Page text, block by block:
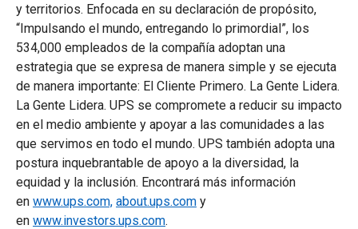
y territorios. Enfocada en su declaración de propósito,
“Impulsando el mundo, entregando lo primordial”, los
534,000 empleados de la compañía adoptan una
estrategia que se expresa de manera simple y se ejecuta
de manera importante: El Cliente Primero. La Gente Lidera.
La Gente Lidera. UPS se compromete a reducir su impacto
en el medio ambiente y apoyar a las comunidades a las
que servimos en todo el mundo. UPS también adopta una
postura inquebrantable de apoyo a la diversidad, la
equidad y la inclusión. Encontrará más información
en www.ups.com, about.ups.com y
en www.investors.ups.com.